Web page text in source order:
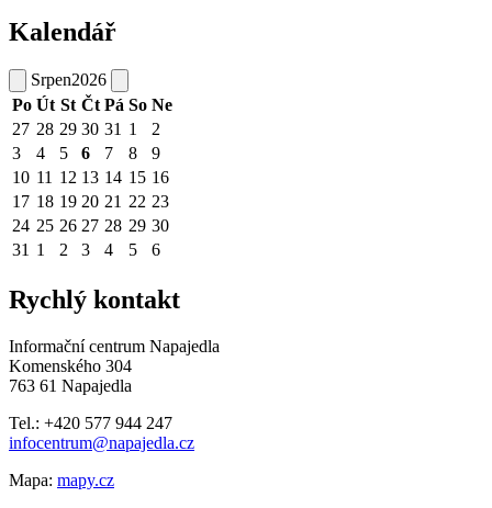
Kalendář
Srpen2026
Po Út St Čt Pá So Ne
27 28 29 30 31 1
2
3
4 5 6 7 8
9
10 11 12 13 14 15 16
17 18 19 20 21 22 23
24 25 26 27 28 29 30
31 1 2 3 4 5 6
Rychlý kontakt
Informační centrum Napajedla
Komenského 304
763 61 Napajedla
Tel.: +420 577 944 247
infocentrum@napajedla.cz
Mapa: mapy.cz